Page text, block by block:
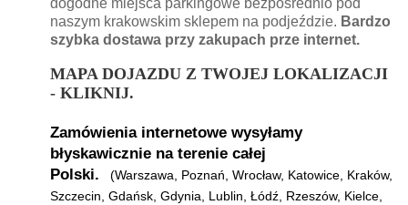
naszym krakowskim sklepem na podjeździe. Bardzo
szybka dostawa przy zakupach prze internet.
MAPA DOJAZDU Z TWOJEJ LOKALIZACJI
- KLIKNIJ.
Zamówienia internetowe wysyłamy
błyskawicznie na terenie całej
Polski.
(Warszawa, Poznań, Wrocław, Katowice, Kraków,
Szczecin, Gdańsk, Gdynia, Lublin, Łódź, Rzeszów, Kielce,